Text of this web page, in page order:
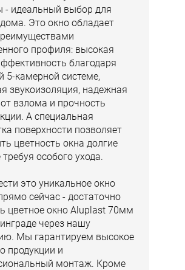
- идеальный выбор для
Это окно обладает
профиля: высокая
благодаря
5-камерной системе,
звукоизоляция, надежная
взлома и прочность
А специальная
поверхности позволяет
цветность окна долгие
требуя особого ухода.
это уникальное окно
сейчас - достаточно
цветное окно Aluplast 70мм
через нашу
Мы гарантируем высокое
продукции и
монтаж. Кроме